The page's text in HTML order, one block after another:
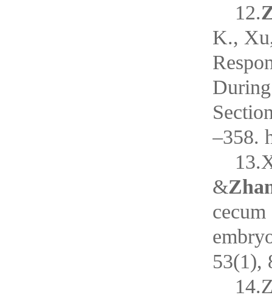
12.
K.,
–358.
&
53(1),